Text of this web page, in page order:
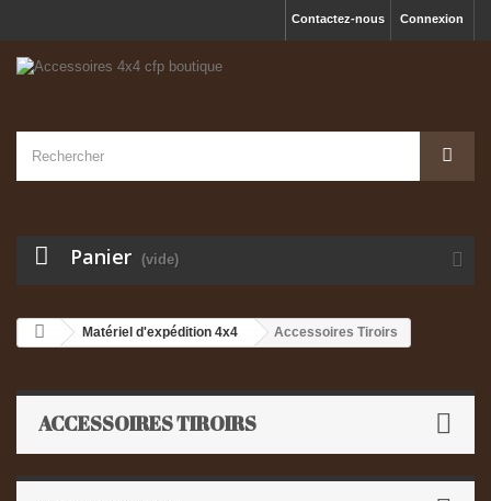
Connexion
Contactez-nous
Panier (vide)
Matériel d'expédition 4x4 Accessoires Tiroirs
ACCESSOIRES TIROIRS